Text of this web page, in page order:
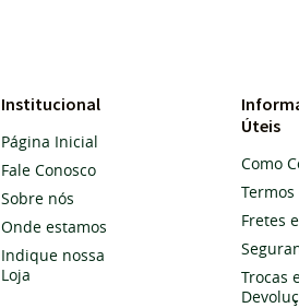
Institucional
Página Inicial
Fale Conosco
Sobre nós
Onde estamos
Indique nossa
Loja
Úteis
Como
Fretes
Trocas